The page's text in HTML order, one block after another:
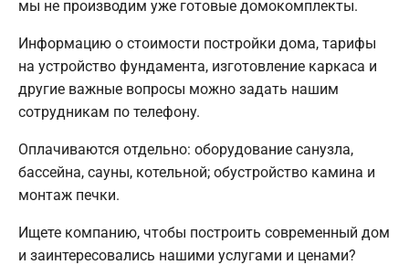
мы не производим уже готовые домокомплекты.
Информацию о стоимости постройки дома, тарифы
на устройство фундамента, изготовление каркаса и
другие важные вопросы можно задать нашим
сотрудникам по телефону.
Оплачиваются отдельно: оборудование санузла,
бассейна, сауны, котельной; обустройство камина и
монтаж печки.
Ищете компанию, чтобы построить современный дом
и заинтересовались нашими услугами и ценами?